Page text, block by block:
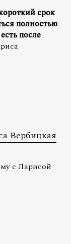
срок
полностью
после
Вербицкая
с Ларисой